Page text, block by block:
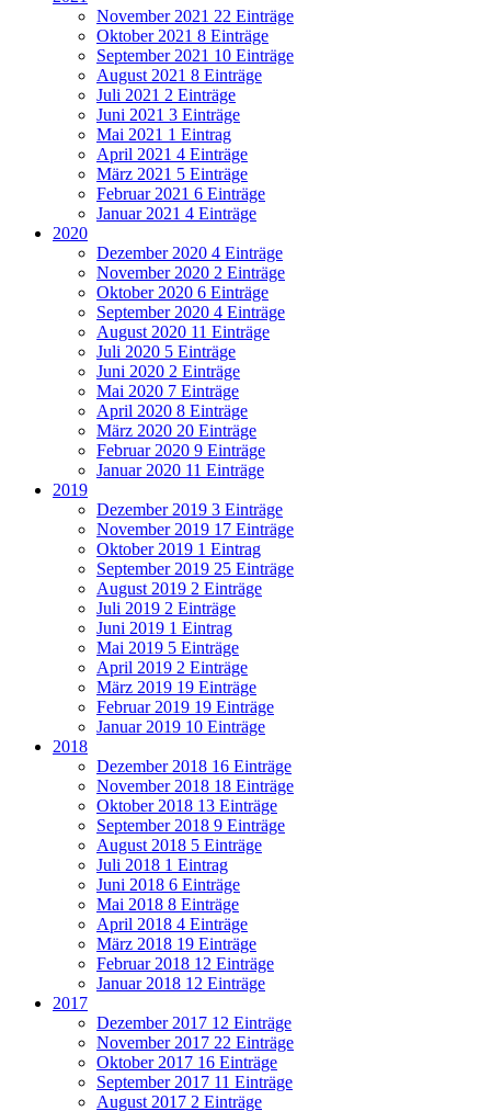
November 2021 22 Einträge
Oktober 2021 8 Einträge
September 2021 10 Einträge
August 2021 8 Einträge
Juli 2021 2 Einträge
Juni 2021 3 Einträge
Mai 2021 1 Eintrag
April 2021 4 Einträge
März 2021 5 Einträge
Februar 2021 6 Einträge
Januar 2021 4 Einträge
2020
Dezember 2020 4 Einträge
November 2020 2 Einträge
Oktober 2020 6 Einträge
September 2020 4 Einträge
August 2020 11 Einträge
Juli 2020 5 Einträge
Juni 2020 2 Einträge
Mai 2020 7 Einträge
April 2020 8 Einträge
März 2020 20 Einträge
Februar 2020 9 Einträge
Januar 2020 11 Einträge
2019
Dezember 2019 3 Einträge
November 2019 17 Einträge
Oktober 2019 1 Eintrag
September 2019 25 Einträge
August 2019 2 Einträge
Juli 2019 2 Einträge
Juni 2019 1 Eintrag
Mai 2019 5 Einträge
April 2019 2 Einträge
März 2019 19 Einträge
Februar 2019 19 Einträge
Januar 2019 10 Einträge
2018
Dezember 2018 16 Einträge
November 2018 18 Einträge
Oktober 2018 13 Einträge
September 2018 9 Einträge
August 2018 5 Einträge
Juli 2018 1 Eintrag
Juni 2018 6 Einträge
Mai 2018 8 Einträge
April 2018 4 Einträge
März 2018 19 Einträge
Februar 2018 12 Einträge
Januar 2018 12 Einträge
2017
Dezember 2017 12 Einträge
November 2017 22 Einträge
Oktober 2017 16 Einträge
September 2017 11 Einträge
August 2017 2 Einträge